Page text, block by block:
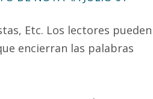
Etc. Los lectores pueden
encierran las palabras